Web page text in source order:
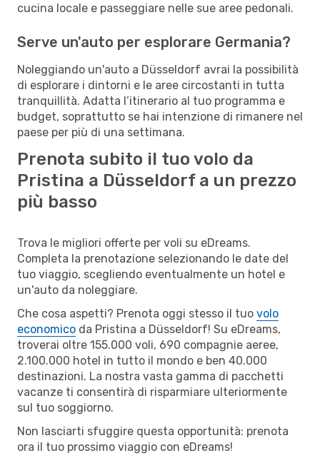
cucina locale e passeggiare nelle sue aree pedonali.
Serve un'auto per esplorare Germania?
Noleggiando un'auto a Düsseldorf avrai la possibilità
di esplorare i dintorni e le aree circostanti in tutta
tranquillità. Adatta l’itinerario al tuo programma e
budget, soprattutto se hai intenzione di rimanere nel
paese per più di una settimana.
Prenota subito il tuo volo da
Pristina a Düsseldorf a un prezzo
più basso
Trova le migliori offerte per voli su eDreams.
Completa la prenotazione selezionando le date del
tuo viaggio, scegliendo eventualmente un hotel e
un'auto da noleggiare.
Che cosa aspetti? Prenota oggi stesso il tuo volo
economico da Pristina a Düsseldorf! Su eDreams,
troverai oltre 155.000 voli, 690 compagnie aeree,
2.100.000 hotel in tutto il mondo e ben 40.000
destinazioni. La nostra vasta gamma di pacchetti
vacanze ti consentirà di risparmiare ulteriormente
sul tuo soggiorno.
Non lasciarti sfuggire questa opportunità: prenota
ora il tuo prossimo viaggio con eDreams!